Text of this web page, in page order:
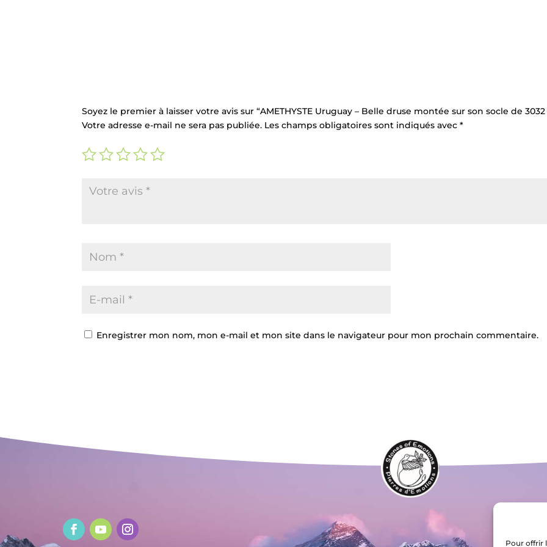
Pour offrir
Soyez le premier à laisser votre avis sur “AMETHYSTE Uruguay – Belle druse montée sur son socle de 3032
Votre adresse e-mail ne sera pas publiée. Les champs obligatoires sont indiqués avec*
Enregistrer mon nom, mon e-mail et mon site dans le navigateur pour mon prochain commentaire.